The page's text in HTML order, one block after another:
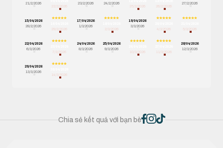
21/2/2026
22/2/2026
23/2/2026
24/2/2026
25/2/2026
26/2/2026
27/2/2026
15/04/2026
28/2/2026
29/2/2026
17/04/2026
1/3/2026
2/3/2026
19/04/2026
3/3/2026
4/3/2026
5/3/2026
22/04/2026
6/3/2026
7/3/2026
24/04/2026
8/3/2026
25/04/2026
9/3/2026
10/3/2026
11/3/2026
28/04/2026
12/3/2026
29/04/2026
13/3/2026
14/3/2026
Chia sẻ kết quả với bạn bè